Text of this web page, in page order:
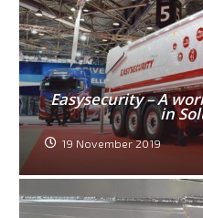
Easysecurity – A
in
19 November 2019